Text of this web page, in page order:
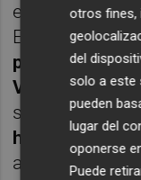
encuentra
El técnico
posibles bajas
Vargas, Isaac
son seguras.
hasta última
aductor.
otros fines,
del
solo a este
pueden
lugar del
oponerse
Puede